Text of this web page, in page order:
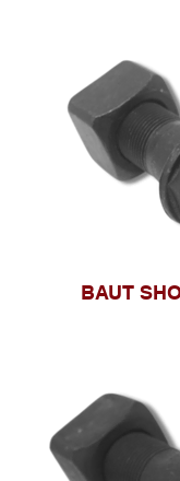
BAUT